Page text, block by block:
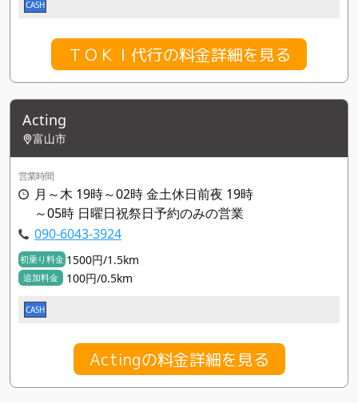
CASH
ＴＯＫＩ代行の料金詳細を見る
Acting
富山市
営業時間
月～木 19時～02時 金土休日前夜 19時
～05時 日曜日祝祭日予約のみの営業
090-6043-3924
初乗り料金 1500円/1.5km
追加料金 100円/0.5km
CASH
Actingの料金詳細を見る